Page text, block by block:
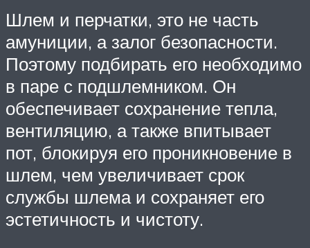
Шлем и перчатки, это не часть
амуниции, а залог безопасности.
Поэтому подбирать его необходимо
в паре с подшлемником. Он
обеспечивает сохранение тепла,
вентиляцию, а также впитывает
пот, блокируя его проникновение в
шлем, чем увеличивает срок
службы шлема и сохраняет его
эстетичность и чистоту.